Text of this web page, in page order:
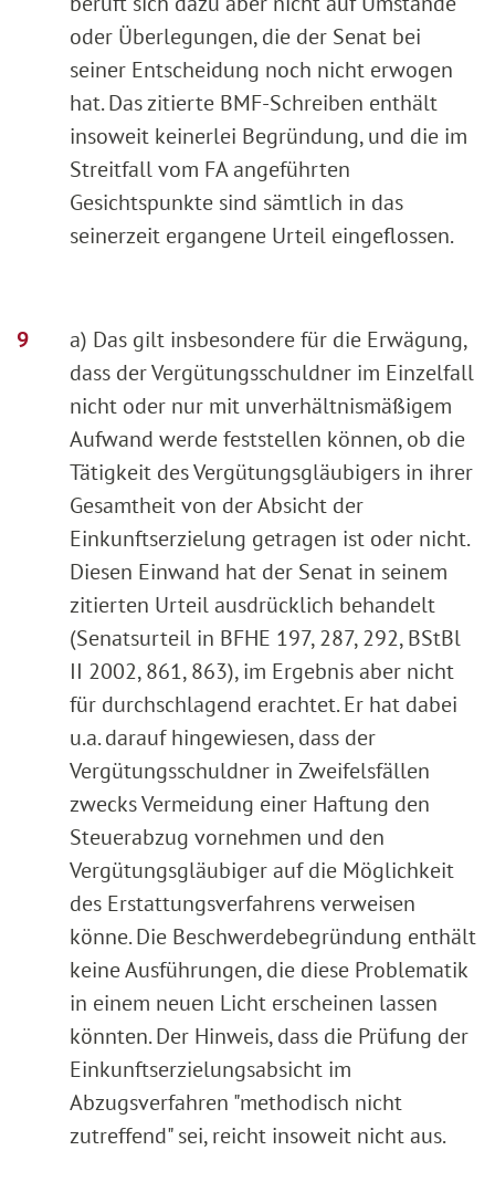
oder Überlegungen, die der Senat bei
seiner Entscheidung noch nicht erwogen
hat. Das zitierte BMF-Schreiben enthält
insoweit keinerlei Begründung, und die im
Streitfall vom FA angeführten
Gesichtspunkte sind sämtlich in das
seinerzeit ergangene Urteil eingeflossen.
a) Das gilt insbesondere für die Erwägung,
dass der Vergütungsschuldner im Einzelfall
nicht oder nur mit unverhältnismäßigem
Aufwand werde feststellen können, ob die
Tätigkeit des Vergütungsgläubigers in ihrer
Gesamtheit von der Absicht der
Einkunftserzielung getragen ist oder nicht.
Diesen Einwand hat der Senat in seinem
zitierten Urteil ausdrücklich behandelt
(Senatsurteil in BFHE 197, 287, 292, BStBl
II 2002, 861, 863), im Ergebnis aber nicht
für durchschlagend erachtet. Er hat dabei
u.a. darauf hingewiesen, dass der
Vergütungsschuldner in Zweifelsfällen
zwecks Vermeidung einer Haftung den
Steuerabzug vornehmen und den
Vergütungsgläubiger auf die Möglichkeit
des Erstattungsverfahrens verweisen
könne. Die Beschwerdebegründung enthält
keine Ausführungen, die diese Problematik
in einem neuen Licht erscheinen lassen
könnten. Der Hinweis, dass die Prüfung der
Einkunftserzielungsabsicht im
Abzugsverfahren "methodisch nicht
zutreffend" sei, reicht insoweit nicht aus.